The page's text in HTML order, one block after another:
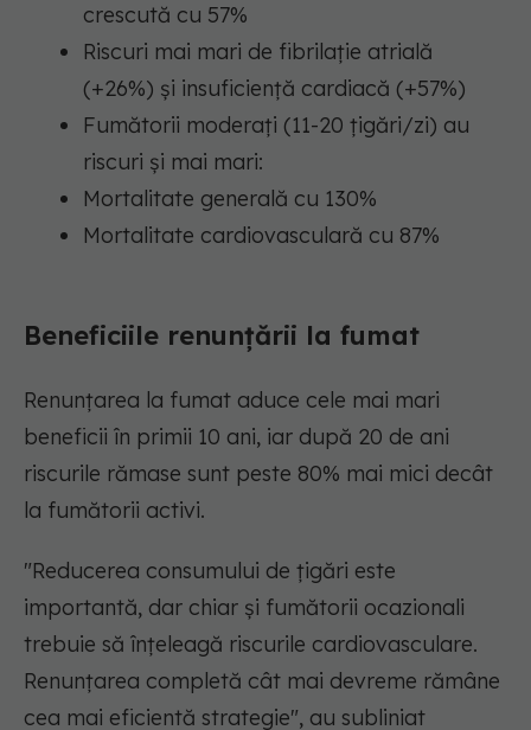
crescută cu 57%
Riscuri mai mari de fibrilație atrială
(+26%) și insuficiență cardiacă (+57%)
Fumătorii moderați (11-20 țigări/zi) au
riscuri și mai mari:
Mortalitate generală cu 130%
Mortalitate cardiovasculară cu 87%
Beneficiile renunțării la fumat
Renunțarea la fumat aduce cele mai mari
beneficii în primii 10 ani, iar după 20 de ani
riscurile rămase sunt peste 80% mai mici decât
la fumătorii activi.
"Reducerea consumului de țigări este
importantă, dar chiar și fumătorii ocazionali
trebuie să înțeleagă riscurile cardiovasculare.
Renunțarea completă cât mai devreme rămâne
cea mai eficientă strategie", au subliniat